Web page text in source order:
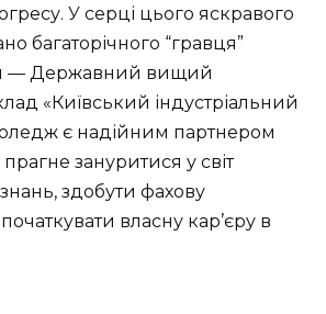
У серці цього яскравого
багаторічного “гравця”
— Державний вищий
«Київський індустріальний
є надійним партнером
зануритися у світ
здобути фахову
власну кар’єру в